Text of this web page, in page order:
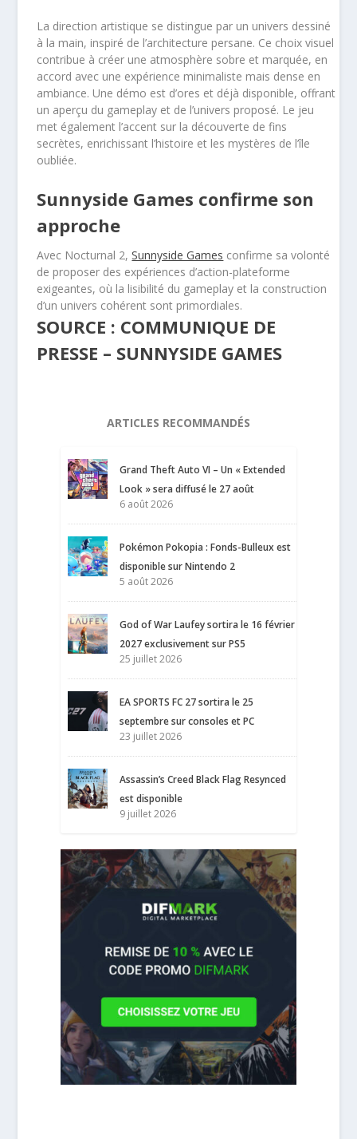
La direction artistique se distingue par un univers dessiné
à la main, inspiré de l’architecture persane. Ce choix visuel
contribue à créer une atmosphère sobre et marquée, en
accord avec une expérience minimaliste mais dense en
ambiance. Une démo est d’ores et déjà disponible, offrant
un aperçu du gameplay et de l’univers proposé. Le jeu
met également l’accent sur la découverte de fins
secrètes, enrichissant l’histoire et les mystères de l’île
oubliée.
Sunnyside Games confirme son
approche
Avec Nocturnal 2,Sunnyside Games confirme sa volonté
de proposer des expériences d’action-plateforme
exigeantes, où la lisibilité du gameplay et la construction
d’un univers cohérent sont primordiales.
SOURCE : COMMUNIQUE DE
PRESSE – SUNNYSIDE GAMES
ARTICLES RECOMMANDÉS
Grand Theft Auto VI – Un « Extended
Look » sera diffusé le 27 août
6 août 2026
Pokémon Pokopia : Fonds-Bulleux est
disponible sur Nintendo 2
5 août 2026
God of War Laufey sortira le 16 février
2027 exclusivement sur PS5
25 juillet 2026
EA SPORTS FC 27 sortira le 25
septembre sur consoles et PC
23 juillet 2026
Assassin’s Creed Black Flag Resynced
est disponible
9 juillet 2026